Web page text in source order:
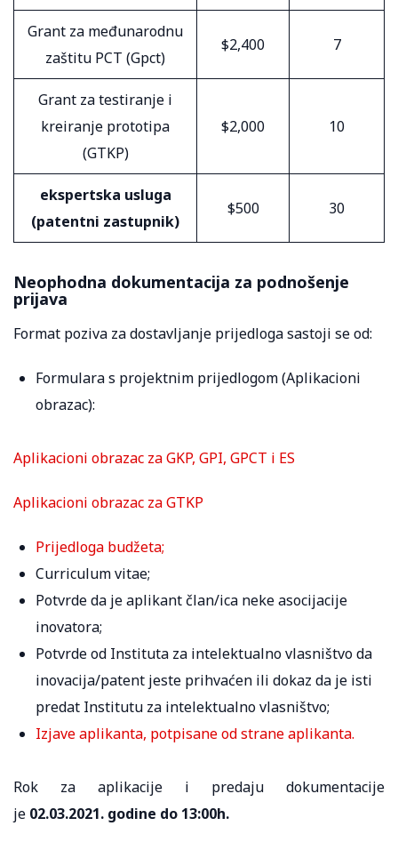
Grant za međunarodnu
zaštitu PCT (Gpct)
$2,400 7
Grant za testiranje i
kreiranje prototipa
(GTKP)
$2,000 10
ekspertska usluga
(patentni zastupnik)
$500 30
Neophodna dokumentacija za podnošenje
prijava
Format poziva za dostavljanje prijedloga sastoji se od:
Formulara s projektnim prijedlogom (Aplikacioni
obrazac):
Aplikacioni obrazac za GKP, GPI, GPCT i ES
Aplikacioni obrazac za GTKP
Prijedloga budžeta;
Curriculum vitae;
Potvrde da je aplikant član/ica neke asocijacije
inovatora;
Potvrde od Instituta za intelektualno vlasništvo da
inovacija/patent jeste prihvaćen ili dokaz da je isti
predat Institutu za intelektualno vlasništvo;
Izjave aplikanta, potpisane od strane aplikanta.
Rok za aplikacije i predaju dokumentacije
je 02.03.2021. godine do 13:00h.